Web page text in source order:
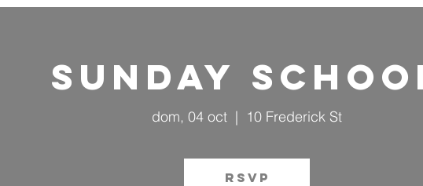
Sunday
dom, 04 oct
  |
10 Frederick St
RSVP